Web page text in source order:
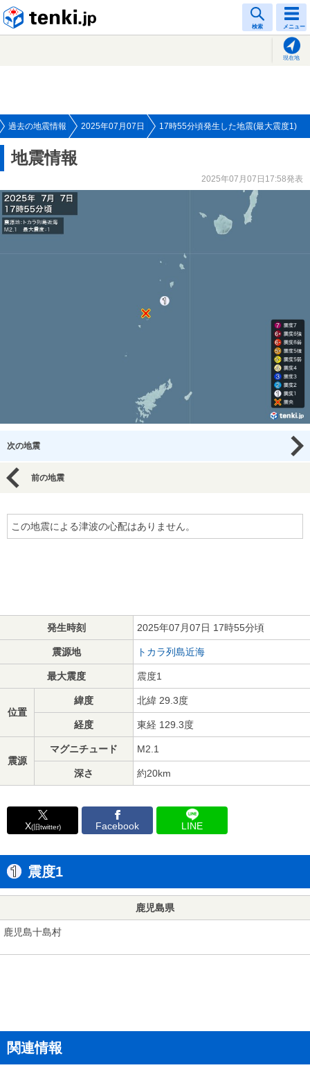
検索 メニュー
現在地
過去の地震情報 2025年07月07日 17時55分頃発生した地震(最大震度1)
地震情報
2025年07月07日17:58発表
次の地震
前の地震
この地震による津波の心配はありません。
発生時刻 2025年07月07日 17時55分頃
震源地 トカラ列島近海
最大震度 震度1
位置
緯度 北緯 29.3度
経度 東経 129.3度
震源
マグニチュード M2.1
深さ 約20km
X(旧twitter) Facebook LINE
震度1
鹿児島県
鹿児島十島村
関連情報